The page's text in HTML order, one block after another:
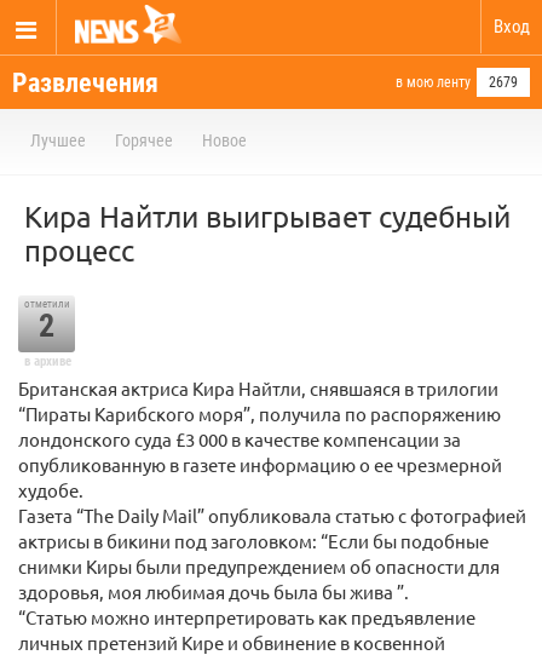
Вход
Развлечения в мою ленту 2679
Лучшее Горячее Новое
Кира Найтли выигрывает судебный
процесс
отметили
2
в архиве
Британская актриса Кира Найтли, снявшаяся в трилогии
“Пираты Карибского моря”, получила по распоряжению
лондонского суда £3 000 в качестве компенсации за
опубликованную в газете информацию о ее чрезмерной
худобе.
Газета “The Daily Mail” опубликовала статью с фотографией
актрисы в бикини под заголовком: “Если бы подобные
снимки Киры были предупреждением об опасности для
здоровья, моя любимая дочь была бы жива ”.
“Статью можно интерпретировать как предъявление
личных претензий Кире и обвинение в косвенной